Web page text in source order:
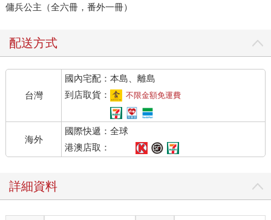
傭兵公主（全六冊，番外一冊）
配送方式
台灣
國內宅配：本島、離島
到店取貨：
不限金額免運費
海外
國際快遞：全球
港澳店取：
詳細資料